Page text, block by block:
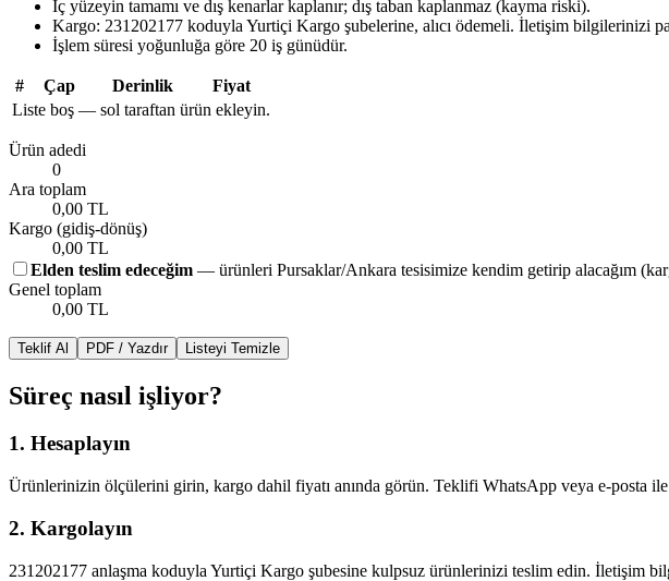
İç yüzeyin tamamı ve dış kenarlar kaplanır; dış taban kaplanmaz (kayma riski).
Kargo: 231202177 koduyla Yurtiçi Kargo şubelerine, alıcı ödemeli. İletişim bilgilerinizi
İşlem süresi yoğunluğa göre 20 iş günüdür.
# Çap Derinlik
Fiyat
Liste boş — sol taraftan ürün ekleyin.
Ürün adedi
0
Ara toplam
0,00 TL
Kargo (gidiş-dönüş)
0,00 TL
Elden teslim edeceğim — ürünleri Pursaklar/Ankara tesisimize kendim getirip alacağım
Genel toplam
0,00 TL
Teklif Al PDF / Yazdır Listeyi Temizle
Süreç nasıl işliyor?
1. Hesaplayın
Ürünlerinizin ölçülerini girin, kargo dahil fiyatı anında görün. Teklifi WhatsApp veya e-posta
2. Kargolayın
231202177 anlaşma koduyla Yurtiçi Kargo şubesine kulpsuz ürünlerinizi teslim edin. İletişim